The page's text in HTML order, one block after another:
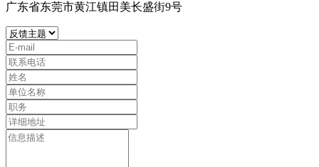
广东省东莞市黄江镇田美长盛街9号